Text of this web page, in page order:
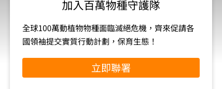
加入百萬物種守護隊
全球100萬動植物物種面臨滅絕危機，齊來促請各
國領袖提交實質行動計劃，保育生態！
立即聯署